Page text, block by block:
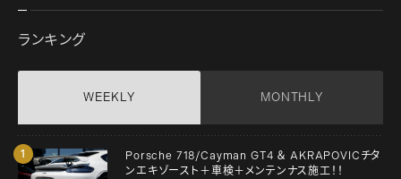
ランキング
WEEKLY MONTHLY
Porsche 718/Cayman GT4 ＆ AKRAPOVICチタ
ンエキゾースト＋車検＋メンテンナス施工！！